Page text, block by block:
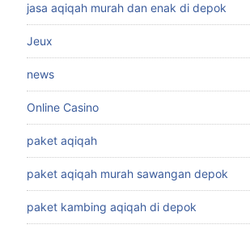
jasa aqiqah murah dan enak di depok
Jeux
news
Online Casino
paket aqiqah
paket aqiqah murah sawangan depok
paket kambing aqiqah di depok